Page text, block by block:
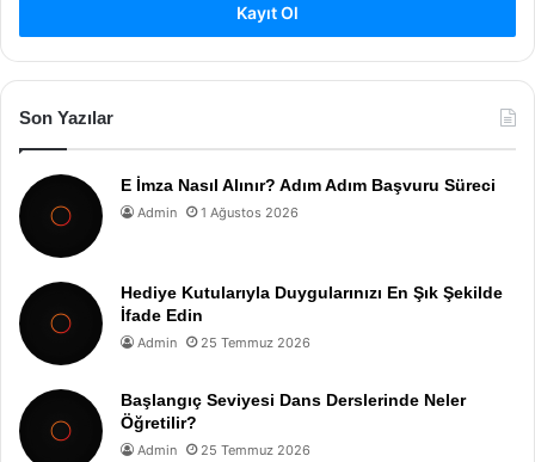
Kayıt Ol
Son Yazılar
E İmza Nasıl Alınır? Adım Adım Başvuru Süreci
Admin 1 Ağustos 2026
Hediye Kutularıyla Duygularınızı En Şık Şekilde
İfade Edin
Admin 25 Temmuz 2026
Başlangıç Seviyesi Dans Derslerinde Neler
Öğretilir?
Admin 25 Temmuz 2026